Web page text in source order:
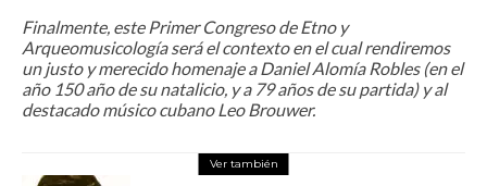
Finalmente, este Primer Congreso de Etno y
Arqueomusicología será el contexto en el cual rendiremos
un justo y merecido homenaje a Daniel Alomía Robles (en el
año 150 año de su natalicio, y a 79 años de su partida) y al
destacado músico cubano Leo Brouwer.
Ver también